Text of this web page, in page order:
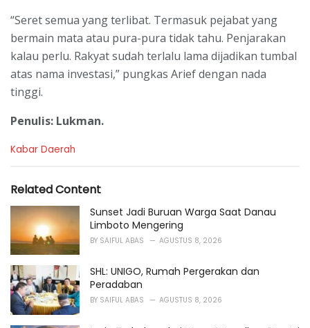
“Seret semua yang terlibat. Termasuk pejabat yang
bermain mata atau pura-pura tidak tahu. Penjarakan
kalau perlu. Rakyat sudah terlalu lama dijadikan tumbal
atas nama investasi,” pungkas Arief dengan nada
tinggi.
Penulis: Lukman.
C
e
o
e
:
Kabar Daerah
Related Content
Sunset Jadi Buruan Warga Saat Danau
Limboto Mengering
BY SAIFUL ABAS AGUSTUS 8, 2026
SHL: UNIGO, Rumah Pergerakan dan
Peradaban
BY SAIFUL ABAS AGUSTUS 8, 2026